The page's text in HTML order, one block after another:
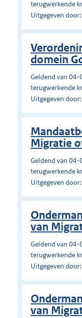
terugwerkende
Uitgegeven
domein
Geldend van
terugwerkende
Uitgegeven
Migratie
Geldend van
terugwerkende
Uitgegeven
van
Geldend van
terugwerkende
Uitgegeven
van